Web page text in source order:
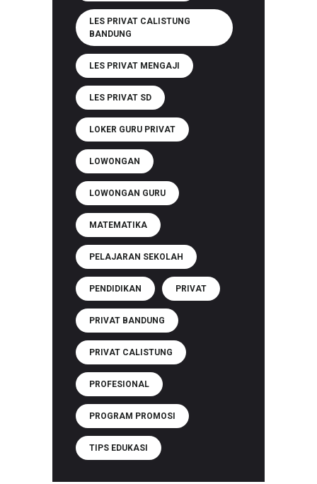
LES PRIVAT CALISTUNG
BANDUNG
LES PRIVAT MENGAJI
LES PRIVAT SD
LOKER GURU PRIVAT
LOWONGAN
LOWONGAN GURU
MATEMATIKA
PELAJARAN SEKOLAH
PENDIDIKAN PRIVAT
PRIVAT BANDUNG
PRIVAT CALISTUNG
PROFESIONAL
PROGRAM PROMOSI
TIPS EDUKASI